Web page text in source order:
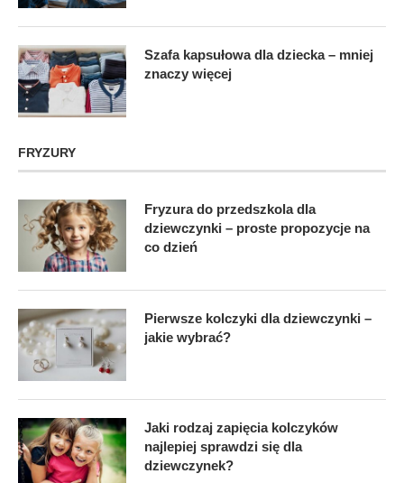
Szafa kapsułowa dla dziecka – mniej
znaczy więcej
FRYZURY
Fryzura do przedszkola dla
dziewczynki – proste propozycje na
co dzień
Pierwsze kolczyki dla dziewczynki –
jakie wybrać?
Jaki rodzaj zapięcia kolczyków
najlepiej sprawdzi się dla
dziewczynek?